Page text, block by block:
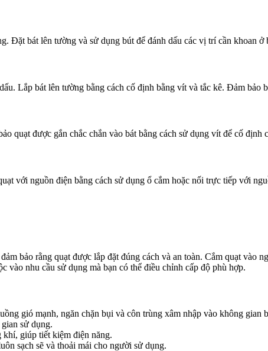
Đặt bát lên tường và sử dụng bút để đánh dấu các vị trí cần khoan ở
Lắp bát lên tường bằng cách cố định bằng vít và tắc kê. Đảm bảo
quạt được gắn chắc chắn vào bát bằng cách sử dụng vít để cố định
với nguồn điện bằng cách sử dụng ổ cắm hoặc nối trực tiếp với
bảo rằng quạt được lắp đặt đúng cách và an toàn. Cắm quạt vào
nhu cầu sử dụng mà bạn có thể điều chỉnh cấp độ phù hợp.
gió mạnh, ngăn chặn bụi và côn trùng xâm nhập vào không gian
sử dụng.
khí, giúp tiết kiệm điện năng.
sạch sẽ và thoải mái cho người sử dụng.